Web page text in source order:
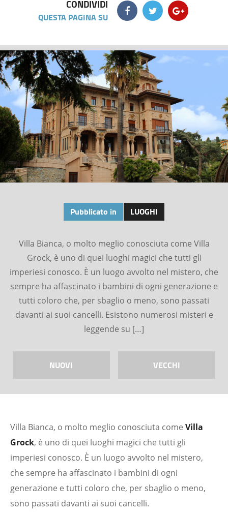
CONDIVIDI
QUESTA PAGINA SU
Pubblicato in LUOGHI
Villa Bianca, o molto meglio conosciuta come Villa
Grock, è uno di quei luoghi magici che tutti gli
imperiesi conosco. È un luogo avvolto nel mistero, che
sempre ha affascinato i bambini di ogni generazione e
tutti coloro che, per sbaglio o meno, sono passati
davanti ai suoi cancelli. Esistono numerosi misteri e
leggende su […]
NUOVI VECCHI
Villa Bianca, o molto meglio conosciuta come Villa
Grock, è uno di quei luoghi magici che tutti gli
imperiesi conosco. È un luogo avvolto nel mistero,
che sempre ha affascinato i bambini di ogni
generazione e tutti coloro che, per sbaglio o meno,
sono passati davanti ai suoi cancelli.